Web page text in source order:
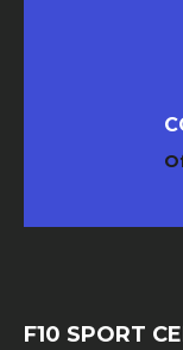
F10 SPORT